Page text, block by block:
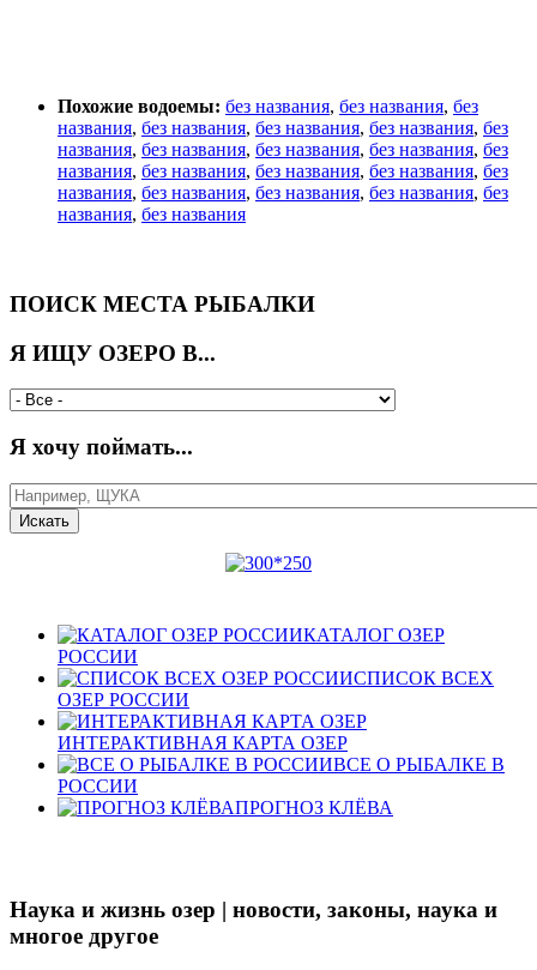
Похожие водоемы: без названия, без названия, без
названия, без названия, без названия, без названия, без
названия, без названия, без названия, без названия, без
названия, без названия, без названия, без названия, без
названия, без названия, без названия, без названия, без
названия, без названия
ПОИСК МЕСТА РЫБАЛКИ
Я ИЩУ ОЗЕРО В...
Я хочу поймать...
КАТАЛОГ ОЗЕР
РОССИИ
СПИСОК ВСЕХ
ОЗЕР РОССИИ
ИНТЕРАКТИВНАЯ КАРТА ОЗЕР
ВСЕ О РЫБАЛКЕ В
РОССИИ
ПРОГНОЗ КЛЁВА
Наука и жизнь озер | новости, законы, наука и
многое другое